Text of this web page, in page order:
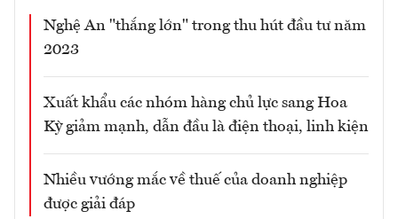
Nghệ An "thắng lớn" trong thu hút đầu tư năm
2023
Xuất khẩu các nhóm hàng chủ lực sang Hoa
Kỳ giảm mạnh, dẫn đầu là điện thoại, linh kiện
Nhiều vướng mắc về thuế của doanh nghiệp
được giải đáp